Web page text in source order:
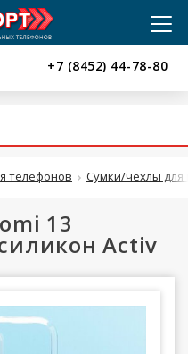
+7 (8452) 44-78-80
телефонов Сумки/чехлы для
13
Activ